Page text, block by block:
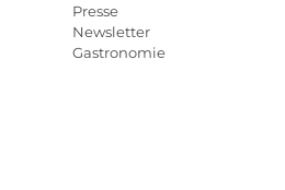
Presse
Newsletter
Gastronomie